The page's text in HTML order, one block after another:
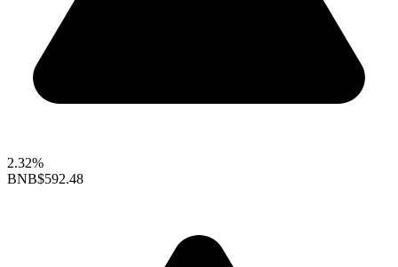
2.32%
BNB$592.48